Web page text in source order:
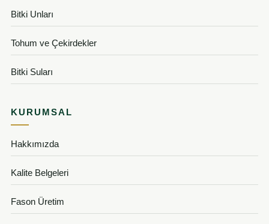
Bitki Unları
Tohum ve Çekirdekler
Bitki Suları
KURUMSAL
Hakkımızda
Kalite Belgeleri
Fason Üretim